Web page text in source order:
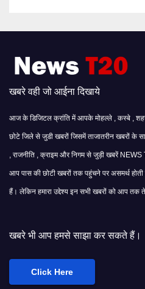
खबरे वही जो आईना दिखाये
आज के डिजिटल क्रांति में आपके मोहल्ले , कस्बे ,
छोटे जिले से जुडी खबरों जिसमें ताजातरीन खबरों के
, राजनीति , क्राइम और निगम से जुड़ी खबरें
आप पास की छोटी खबरों तक पहुंचने पर असमर्थ
हैं। लेकिन हमारा उद्देश्य इन सभी खबरों को आप तक
साझा कर सकते हैं।
Click Here